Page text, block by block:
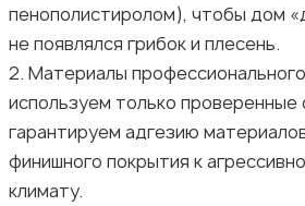
пенополистиролом), чтобы дом
не появлялся грибок и плесень.
2. Материалы
используем только
гарантируем адгезию
финишного покрытия к
климату.